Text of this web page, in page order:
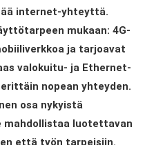
internet-yhteyttä.
mukaan: 4G-
ja tarjoavat
valokuitu- ja Ethernet-
nopean yhteyden.
osa nykyistä
mahdollistaa luotettavan
että työn tarpeisiin.